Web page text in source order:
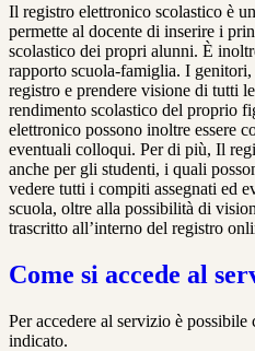
Il registro elettronico scolastico è
permette al docente di inserire i
scolastico dei propri alunni. È
rapporto scuola-famiglia. I genitori,
registro e prendere visione di tutti
rendimento scolastico del proprio
elettronico possono inoltre essere
eventuali colloqui. Per di più, Il
anche per gli studenti, i quali
vedere tutti i compiti assegnati ed
scuola, oltre alla possibilità di
trascritto all’interno del registro
Come si accede al
Per accedere al servizio è
indicato.